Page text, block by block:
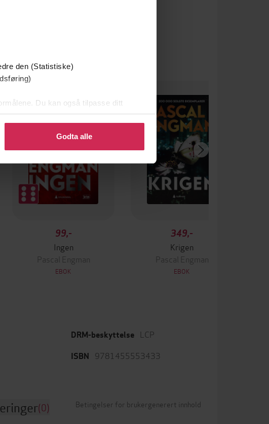
den (Statistiske)
Du kan også tilpasse ditt
tilbake eller endre ditt samtykke.
Godta alle
99,-
Ingen
Pascal Engman
EBOK
349,-
Krigen
Pascal Engman
EBOK
DRM-beskyttelse LCP
ISBN 9781455553433
(0) Betingelser for brukergenerert innhold